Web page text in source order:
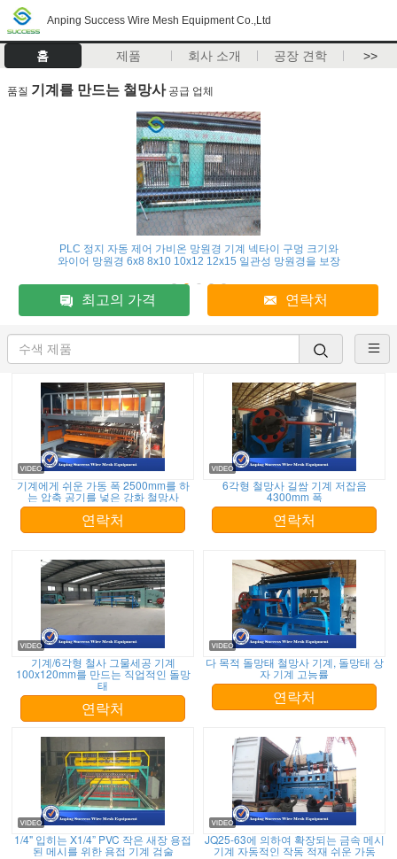
Anping Success Wire Mesh Equipment Co.,Ltd
홈 제품 회사 소개 공장 견학 >>
품질 기계를 만드는 철망사공급 업체
PLC 정지 자동 제어 가비온 망원경 기계 넥타이 구멍 크기와
와이어 망원경 6x8 8x10 10x12 12x15 일관성 망원경을 보장
최고의 가격 연락처
기계에게 쉬운 가동 폭 2500mm를 하
는 압축 공기를 넣은 강화 철망사
연락처
6각형 철망사 길쌈 기계 저잡음
4300mm 폭
연락처
기계/6각형 철사 그물세공 기계
100x120mm를 만드는 직업적인 돌망
태
연락처
다 목적 돌망태 철망사 기계, 돌망태 상
자 기계 고능률
연락처
1/4" 입히는 X1/4” PVC 작은 새장 용접
된 메시를 위한 용접 기계 검술
JQ25-63에 의하여 확장되는 금속 메시
기계 자동적인 작동 적재 쉬운 가동